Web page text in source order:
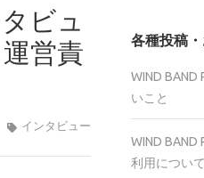
ビュ
営責
インタビュー
各種投稿
WIND BAND
いこと
WIND BAND
利用について